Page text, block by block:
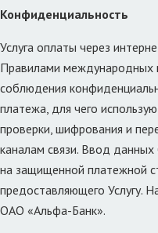
Конфиденциальность
Услуга оплаты через
Правилами международных
соблюдения
платежа, для чего
проверки, шифрования и
каналам связи. Ввод данных
на защищенной платежной
предоставляющего Услугу.
ОАО «Альфа-Банк».